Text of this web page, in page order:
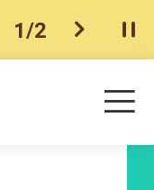
上一個
1/2 下一個開
目